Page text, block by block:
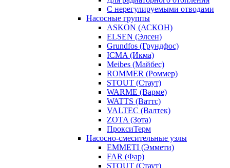
С нерегулируемыми отводами
Насосные группы
ASKON (АСКОН)
ELSEN (Элсен)
Grundfos (Грундфос)
ICMA (Икма)
Meibes (Майбес)
ROMMER (Роммер)
STOUT (Стаут)
WARME (Варме)
WATTS (Ваттс)
VALTEC (Валтек)
ZOTA (Зота)
ПроксиТерм
Насосно-смесительные узлы
EMMETI (Эммети)
FAR (Фар)
STOUT (Стаут)